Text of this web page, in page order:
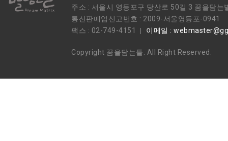
주소 : 서울시 영등포구 당산로 50길 3 꿈을담는
통신판매업신고번호 : 2009-서울영등포-0941
팩스 : 02-749-4151
이메일 :
Copyright 꿈을담는틀. All Right Reserved.